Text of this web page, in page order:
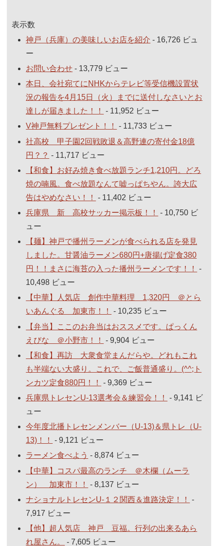
表示数
神戸（兵庫）の美味しいお店を紹介 - 16,726 ビュ
ー
お問い合わせ - 13,779 ビュー
本日、会社宛てにNHKからテレビ等受信機設置状
況の報告を4月15日（火）までに送付しなさいとお
達しが届きました！！
- 11,952 ビュー
V神戸無料プレゼント！！
- 11,733 ビュー
社高校 甲子園2回戦敗退＆高野連の寄付金18億
円？？ - 11,717 ビュー
【和食】お好み焼き食べ放題ランチ1,210円。どろ
焼の喃風。食べ放題なんて嘘っぱちやん。誇大広
告はやめなさい！！
- 11,402 ビュー
兵庫県 新 高校サッカー掲示板！！
- 10,750 ビ
ュー
【麺】神戸で播州ラーメンが食べられる店を発見
しました。甘醤油ラーメン680円+唐揚げ定食380
円！！まさに海苔の入った播州ラーメンです！！
-
10,498 ビュー
【中華】人気店 創作中華料理 1,320円 ＠とら
いあんぐる 加東市！！
- 10,235 ビュー
【弁当】ここのお弁当はおススメです。ぱっくん
えびな ＠小野市！！
- 9,904 ビュー
【和食】再訪 大衆食堂まんだらや。どれもこれ
も半端ない大盛り。これで、ご飯普通盛り。(^^;ト
ンカツ定食880円！！
- 9,369 ビュー
兵庫県トレセンU-13選考会＆練習会！！
- 9,141 ビ
ュー
今年度北播トレセンメンバー（U-13)＆県トレ（U-
13)！！
- 9,121 ビュー
ラーメン食べよう - 8,874 ビュー
【中華】コスパ最高のランチ ＠木欄（ムーラ
ン） 加東市！！
- 8,137 ビュー
ナショナルトレセンU-１２関西＆進路決定！！
-
7,917 ビュー
【他】超人気店 神戸 豆福。行列の出来るあら
れ屋さん。
- 7,605 ビュー